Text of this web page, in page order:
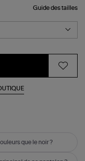
Guide des tailles
que le noir ?